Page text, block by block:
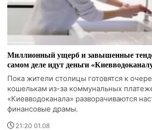
Миллионный ущерб и завышенные
самом деле идут деньги
Пока жители столицы готовятся к
кошелькам из-за коммунальных
«Киевводоканала» разворачиваются
финансовые драмы.
21:20 01.08